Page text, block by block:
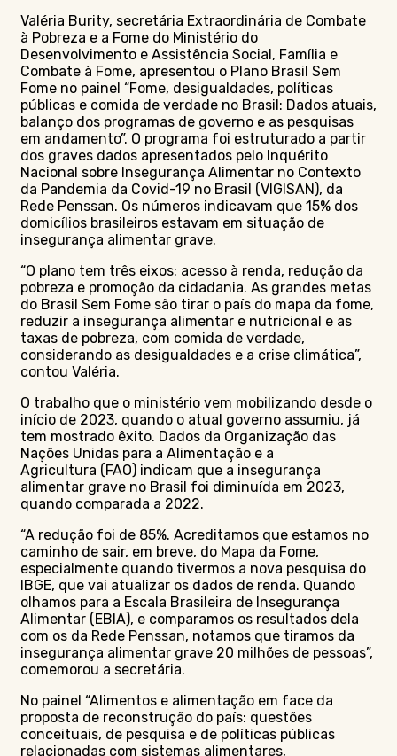
Valéria Burity, secretária Extraordinária de Combate
à Pobreza e a Fome do Ministério do
Desenvolvimento e Assistência Social, Família e
Combate à Fome, apresentou o Plano Brasil Sem
Fome no painel “Fome, desigualdades, políticas
públicas e comida de verdade no Brasil: Dados atuais,
balanço dos programas de governo e as pesquisas
em andamento”. O programa foi estruturado a partir
dos graves dados apresentados pelo Inquérito
Nacional sobre Insegurança Alimentar no Contexto
da Pandemia da Covid-19 no Brasil (VIGISAN), da
Rede Penssan. Os números indicavam que 15% dos
domicílios brasileiros estavam em situação de
insegurança alimentar grave.
“O plano tem três eixos: acesso à renda, redução da
pobreza e promoção da cidadania. As grandes metas
do Brasil Sem Fome são tirar o país do mapa da fome,
reduzir a insegurança alimentar e nutricional e as
taxas de pobreza, com comida de verdade,
considerando as desigualdades e a crise climática”,
contou Valéria.
O trabalho que o ministério vem mobilizando desde o
início de 2023, quando o atual governo assumiu, já
tem mostrado êxito. Dados da Organização das
Nações Unidas para a Alimentação e a
Agricultura (FAO) indicam que a insegurança
alimentar grave no Brasil foi diminuída em 2023,
quando comparada a 2022.
“A redução foi de 85%. Acreditamos que estamos no
caminho de sair, em breve, do Mapa da Fome,
especialmente quando tivermos a nova pesquisa do
IBGE, que vai atualizar os dados de renda. Quando
olhamos para a Escala Brasileira de Insegurança
Alimentar (EBIA), e comparamos os resultados dela
com os da Rede Penssan, notamos que tiramos da
insegurança alimentar grave 20 milhões de pessoas”,
comemorou a secretária.
No painel “Alimentos e alimentação em face da
proposta de reconstrução do país: questões
conceituais, de pesquisa e de políticas públicas
relacionadas com sistemas alimentares,